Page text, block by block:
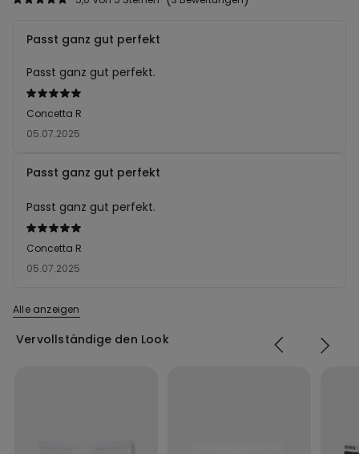
Mit
5
von
05.07.2025
Concetta R
Passt ganz gut perfekt
Passt ganz gut perfekt.
Mit
5
von
05.07.2025
Concetta R
Passt ganz gut perfekt
Passt ganz gut perfekt.
Alle anzeigen
Vervollständige den Look